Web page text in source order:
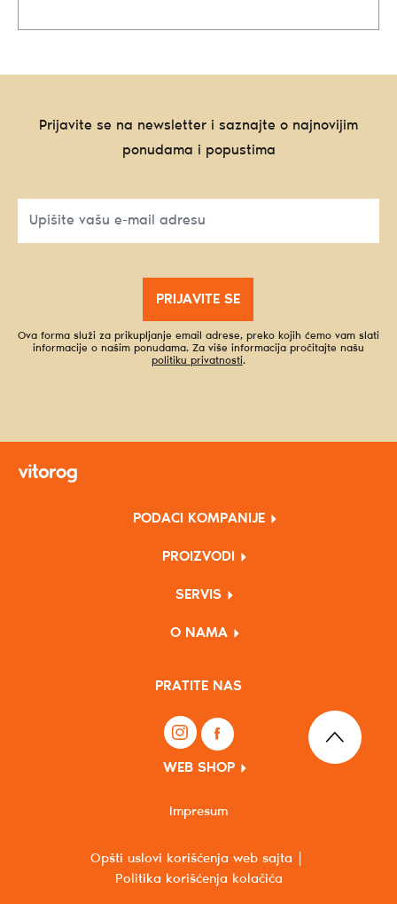
Prijavite se na newsletter i saznajte o najnovijim
ponudama i popustima
PRIJAVITE SE
Ova forma služi za prikupljanje email adrese, preko kojih ćemo vam slati
informacije o našim ponudama. Za više informacija pročitajte našu
politiku privatnosti.
PODACI KOMPANIJE
PROIZVODI
SERVIS
O NAMA
PRATITE NAS
WEB SHOP
Opšti uslovi korišćenja web sajta
Politika korišćenja kolačića
Impresum